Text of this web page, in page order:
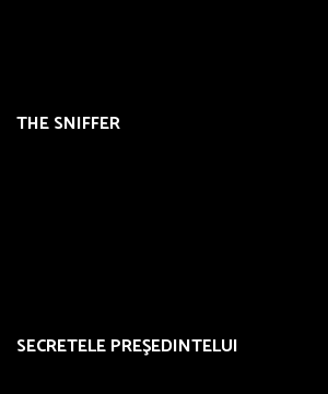
THE SNIFFER
SECRETELE PREŞEDINTELUI